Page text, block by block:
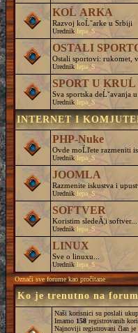
KOĹ ARKA
Razvoj koĹˇarke u Srbiji
Urednik lepa_S
OSTALI
Ostali sportovi: rukomet,
Urednik lepa_S
SPORT U
Sva sportska deĹˇavanja
Urednik lepa_S
INTERNET I
PHP-Nuke
Ovde moĹľete razmeniti
Urednik lepa_S
JOOMLA
Razmenite iskustva i
Urednik lepa_S
SOFTVER
Koristim sledeĂ¦i
Urednik lepa_S
LINUX
Sve o linuxu...
Urednik lepa_S
Označi sve forume kao pročitane
Ko je trenutno na
Naši korisnici su poslali
Imamo 158 registrovanih
Najnoviji registrovani član je